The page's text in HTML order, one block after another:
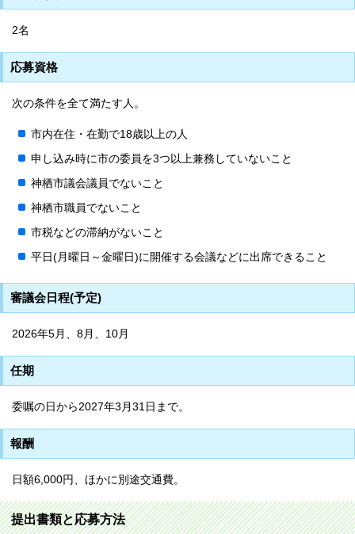
2名
応募資格
次の条件を全て満たす人。
市内在住・在勤で18歳以上の人
申し込み時に市の委員を3つ以上兼務していないこと
神栖市議会議員でないこと
神栖市職員でないこと
市税などの滞納がないこと
平日(月曜日～金曜日)に開催する会議などに出席できること
審議会日程(予定)
2026年5月、8月、10月
任期
委嘱の日から2027年3月31日まで。
報酬
日額6,000円、ほかに別途交通費。
提出書類と応募方法